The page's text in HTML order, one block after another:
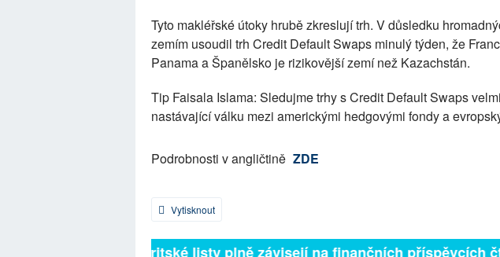
Tyto makléřské útoky hrubě zkreslují trh. V důsledku
zemím usoudil trh Credit Default Swaps minulý týden, že
Panama a Španělsko je rizikovější zemí než Kazachstán.
Tip Faisala Islama: Sledujme trhy s Credit Default Swaps
nastávající válku mezi americkými hedgovými fondy a
Podrobnosti v angličtině ZDE
Vytisknout
Britské listy plně závisejí na finančních příspěvcích